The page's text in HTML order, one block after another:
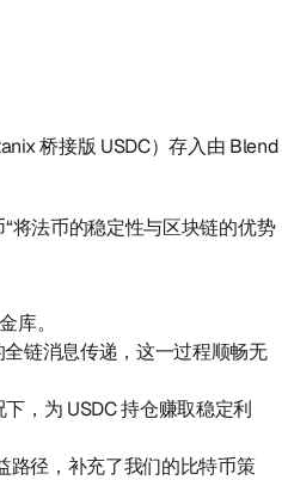
桥接版 USDC）存入由 Blend
将法币的稳定性与区块链的优势
库。
链消息传递，这一过程顺畅无
，为 USDC 持仓赚取稳定利
路径，补充了我们的比特币策